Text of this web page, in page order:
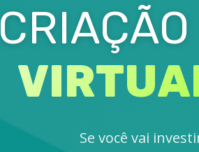
Se você vai